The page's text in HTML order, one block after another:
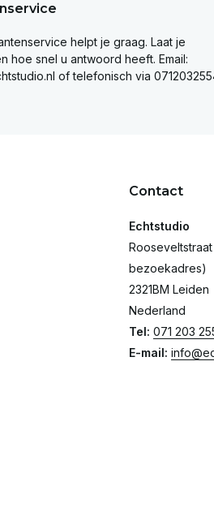
helpt je graag. Laat je
hoe snel u antwoord heeft. Email:
of telefonisch via
Contact
Echtstudio
bezoekadres)
2321BM Leiden
Nederland
Tel: 071 203
E-mail: